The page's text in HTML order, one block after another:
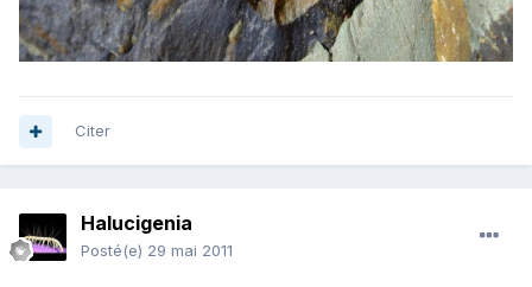
Citer
Halucigenia
Posté(e) 29 mai 2011